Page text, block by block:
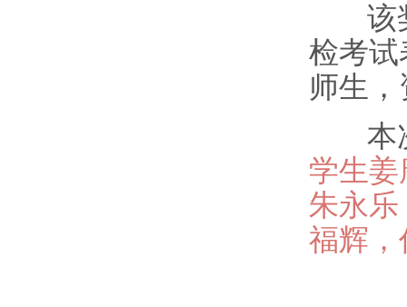
该
检考试
师生
本
学生
朱永
福辉，